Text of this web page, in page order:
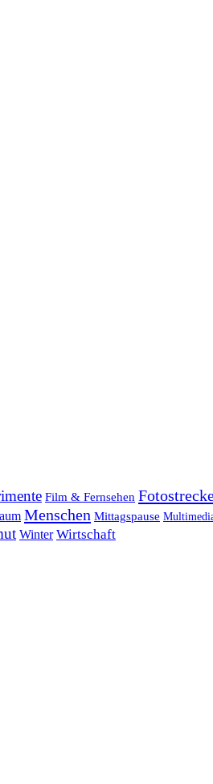
Film & Fernsehen
Menschen Mittagspause
Winter Wirtschaft